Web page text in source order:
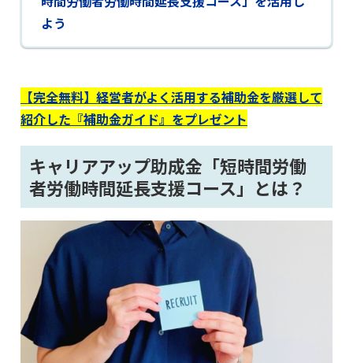
よう
【完全無料】経営者がよく活用する補助金を厳選して
紹介した『補助金ガイド』をプレゼント
キャリアアップ助成金「短時間労働
者労働時間延長支援コース」とは？